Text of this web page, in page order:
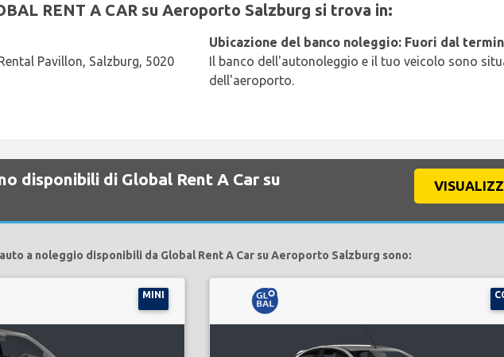
RENT A CAR su Aeroporto Salzburg si trova in:
Pavillon, Salzburg, 5020
Ubicazione del banco noleggio: Fuori dal
Il banco dell'autonoleggio e il tuo veicolo sono
dell'aeroporto.
disponibili di Global Rent A Car su
a noleggio disponibili da Global Rent A Car su Aeroporto Salzburg sono:
MINI